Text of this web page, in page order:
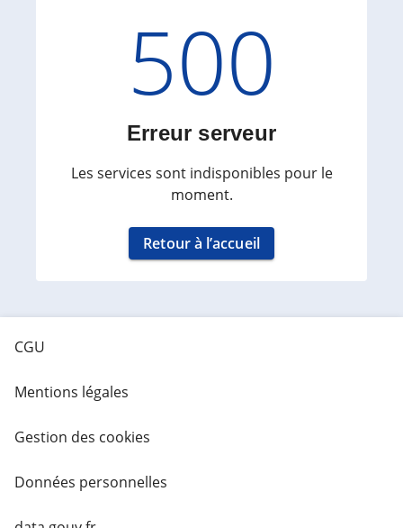
Code
500
Erreur serveur
Les services sont indisponibles pour le
moment.
Retour à l’accueil
CGU
Mentions légales
Gestion des cookies
Données personnelles